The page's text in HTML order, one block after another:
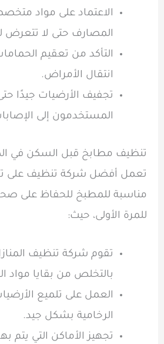
الاعتماد على مواد
المصارف حتى لا تتعرض
التأكد من تعقيم
انتقال الأمراض.
تجفيف الأرضيات جيدًا
المستخدمون إلى
تنظيف مطابخ قبل السكن في
تعمل أفضل شركة تنظيف على
مناسبة للمطبخ للحفاظ على
للمرة الأولى، حيث:
تقوم شركة تنظيف
بالتخلص من بقايا مواد
العمل على تلميع
الرخامية بشكل جيد.
تجهيز الأماكن التي يتم